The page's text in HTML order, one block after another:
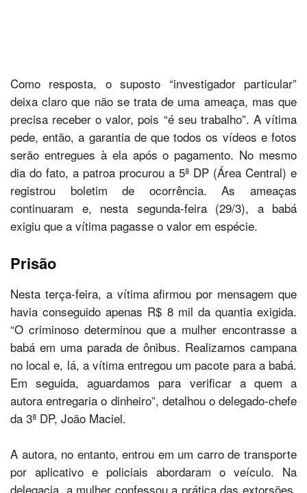
Como resposta, o suposto “investigador particular”
deixa claro que não se trata de uma ameaça, mas que
precisa receber o valor, pois “é seu trabalho”. A vítima
pede, então, a garantia de que todos os vídeos e fotos
serão entregues à ela após o pagamento. No mesmo
dia do fato, a patroa procurou a 5ª DP (Área Central) e
registrou boletim de ocorrência. As ameaças
continuaram e, nesta segunda-feira (29/3), a babá
exigiu que a vítima pagasse o valor em espécie.
Prisão
Nesta terça-feira, a vítima afirmou por mensagem que
havia conseguido apenas R$ 8 mil da quantia exigida.
“O criminoso determinou que a mulher encontrasse a
babá em uma parada de ônibus. Realizamos campana
no local e, lá, a vítima entregou um pacote para a babá.
Em seguida, aguardamos para verificar a quem a
autora entregaria o dinheiro”, detalhou o delegado-chefe
da 3ª DP, João Maciel.
A autora, no entanto, entrou em um carro de transporte
por aplicativo e policiais abordaram o veículo. Na
delegacia, a mulher confessou a prática das extorsões.